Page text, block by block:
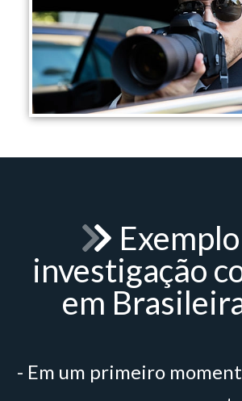
investigação
em
- Em um primeiro